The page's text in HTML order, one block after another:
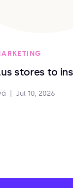
stores to
Jul 10, 2026